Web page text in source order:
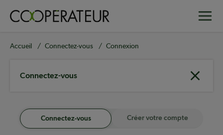
principal
Fil
Accueil Connectez-vous Connexion
Connectez-vous
Connectez-vous Créer votre compte